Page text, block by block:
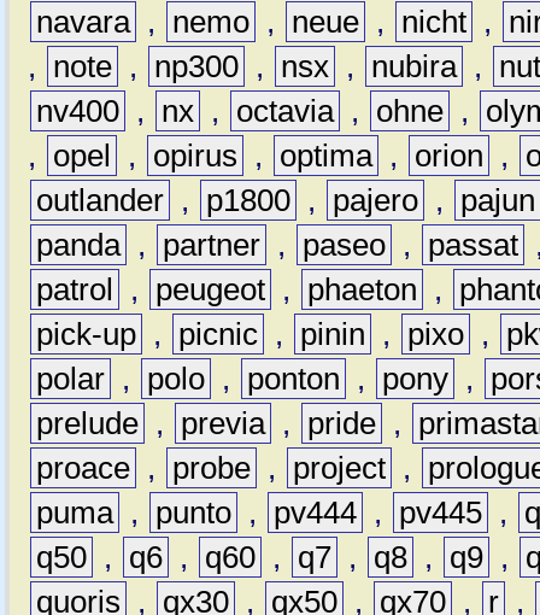
navara , nemo , neue , nicht ,
,
note , np300 , nsx , nubira ,
nv400 , nx , octavia , ohne ,
,
opel , opirus , optima , orion ,
outlander , p1800 , pajero ,
pajun
panda , partner , paseo , passat
patrol
, peugeot , phaeton ,
pick-up , picnic , pinin , pixo ,
polar , polo , ponton , pony ,
prelude , previa , pride ,
proace , probe , project ,
puma , punto , pv444 , pv445 ,
q50 , q6 , q60 , q7 , q8 , q9 ,
quoris
, qx30 , qx50 , qx70 , r ,